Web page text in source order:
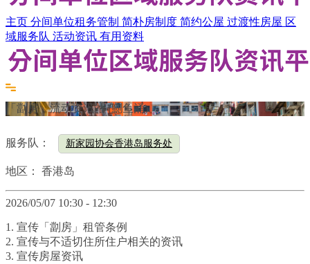
主页 分间单位租务管制 简朴房制度 简约公屋 过渡性房屋 区
域服务队 活动资讯 有用资料
「劏房」流动资讯站 (鰂鱼涌)
服务队： 新家园协会香港岛服务处
地区： 香港岛
2026/05/07 10:30 - 12:30
1. 宣传「劏房」租管条例
2. 宣传与不适切住所住户相关的资讯
3. 宣传房屋资讯